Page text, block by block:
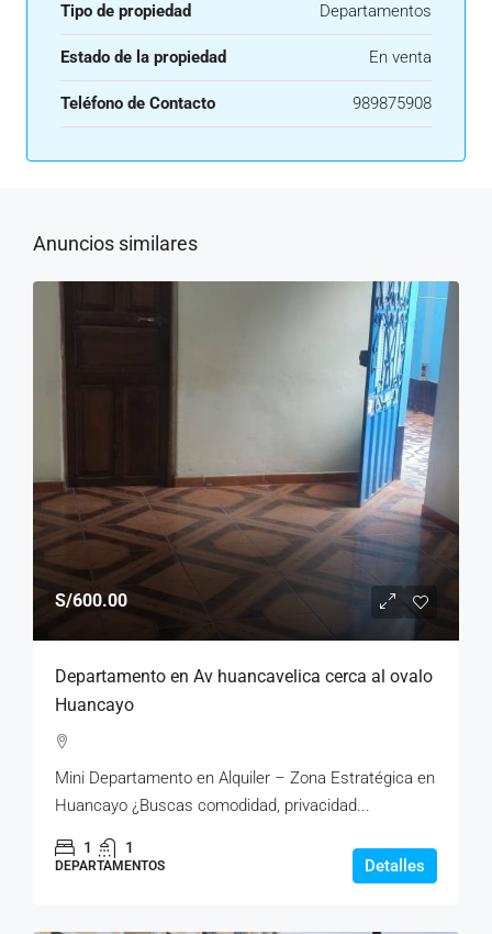
Tipo de propiedad Departamentos
Estado de la propiedad En venta
Teléfono de Contacto 989875908
Anuncios similares
S/600.00
Departamento en Av huancavelica cerca al ovalo
Huancayo
Mini Departamento en Alquiler – Zona Estratégica en
Huancayo ¿Buscas comodidad, privacidad...
1 1
DEPARTAMENTOS Detalles